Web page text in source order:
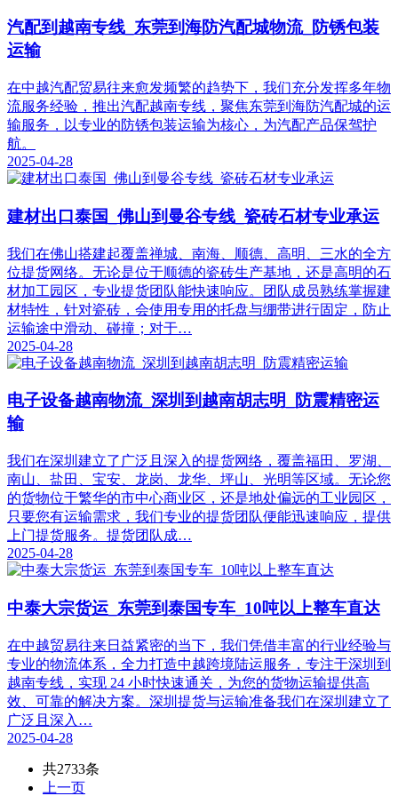
汽配到越南专线_东莞到海防汽配城物流_防锈包装
运输
在中越汽配贸易往来愈发频繁的趋势下，我们充分发挥多年物
流服务经验，推出汽配越南专线，聚焦东莞到海防汽配城的运
输服务，以专业的防锈包装运输为核心，为汽配产品保驾护
航。
2025-04-28
建材出口泰国_佛山到曼谷专线_瓷砖石材专业承运
我们在佛山搭建起覆盖禅城、南海、顺德、高明、三水的全方
位提货网络。无论是位于顺德的瓷砖生产基地，还是高明的石
材加工园区，专业提货团队能快速响应。团队成员熟练掌握建
材特性，针对瓷砖，会使用专用的托盘与绷带进行固定，防止
运输途中滑动、碰撞；对于…
2025-04-28
电子设备越南物流_深圳到越南胡志明_防震精密运
输
我们在深圳建立了广泛且深入的提货网络，覆盖福田、罗湖、
南山、盐田、宝安、龙岗、龙华、坪山、光明等区域。无论您
的货物位于繁华的市中心商业区，还是地处偏远的工业园区，
只要您有运输需求，我们专业的提货团队便能迅速响应，提供
上门提货服务。提货团队成…
2025-04-28
中泰大宗货运_东莞到泰国专车_10吨以上整车直达
在中越贸易往来日益紧密的当下，我们凭借丰富的行业经验与
专业的物流体系，全力打造中越跨境陆运服务，专注于深圳到
越南专线，实现 24 小时快速通关，为您的货物运输提供高
效、可靠的解决方案。​ 深圳提货与运输准备​ 我们在深圳建立了
广泛且深入…
2025-04-28
共2733条
上一页